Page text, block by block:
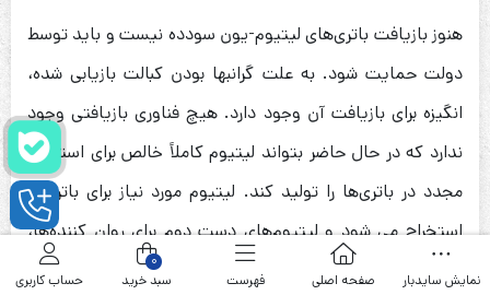
هنوز بازیافت باتری‌های لیتیوم-یون سودده نیست و باید توسط
دولت حمایت شود. به علت گرانبها بودن کبالت بازیابی شده،
انگیزه برای بازیافت آن وجود دارد. هیچ فناوری بازیافتی وجود
ندارد که در حال حاضر بتواند لیتیوم کاملاً خالص برای استفاده
مجدد در باتری‌ها را تولید کند. لیتیوم مورد نیاز برای باتری‌ها
استخراج می شود و لیتیوم‌های دست دوم برای روان کننده‌ها،
شیشه، سرامیک و دیگر کاربردها استفاده می شود.
نمایش سایدبار صفحه اصلی فهرست
0
سبد خرید حساب کاربری